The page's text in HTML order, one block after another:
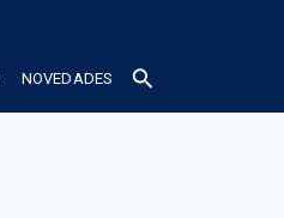
NOVEDADES search